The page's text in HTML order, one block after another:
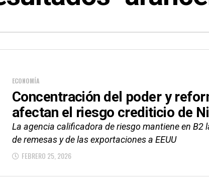
ECONOMÍA
Concentración del poder y
afectan el riesgo crediticio de
La agencia calificadora de riesgo mantiene en
de remesas y de las exportaciones a EEUU
FEBRERO 25, 2026